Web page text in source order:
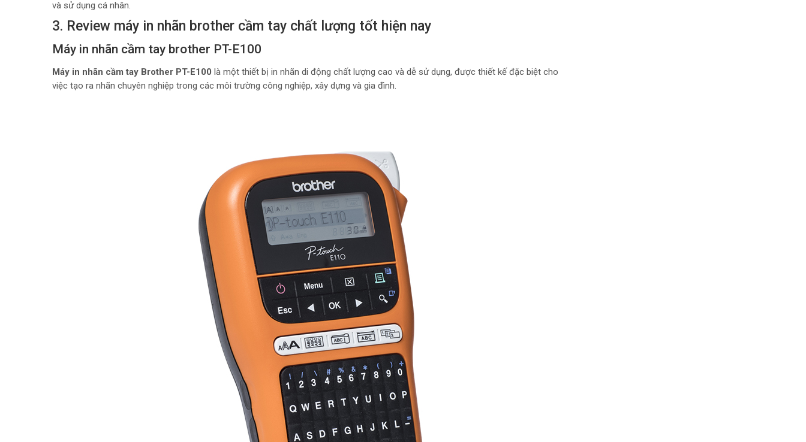
và sử dụng cá nhân.
3. Review máy in nhãn brother cầm tay chất lượng tốt hiện nay
Máy in nhãn cầm tay brother PT-E100
Máy in nhãn cầm tay Brother PT-E100 là một thiết bị in nhãn di động chất lượng cao và dễ sử dụng, được thiết kế đặc biệt cho
việc tạo ra nhãn chuyên nghiệp trong các môi trường công nghiệp, xây dựng và gia đình.